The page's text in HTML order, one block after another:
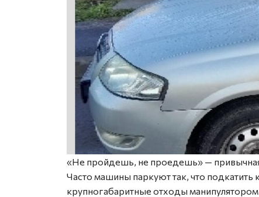
«Не пройдешь, не проедешь» — привычная
Часто машины паркуют так, что подкатить
крупногабаритные отходы